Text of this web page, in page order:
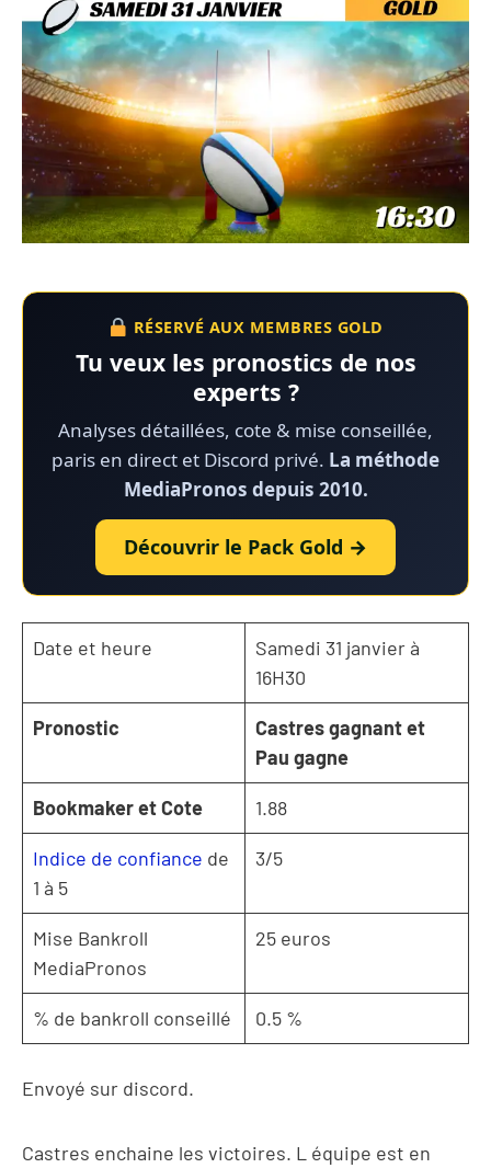
RÉSERVÉ AUX MEMBRES GOLD
Tu veux les pronostics de nos
experts ?
Analyses détaillées, cote & mise conseillée,
paris en direct et Discord privé. La méthode
MediaPronos depuis 2010.
Découvrir le Pack Gold →
Date et heure
Samedi 31 janvier à
16H30
Pronostic
Castres gagnant et
Pau gagne
Bookmaker et Cote 1.88
Indice de confiance de
1 à 5
3/5
Mise Bankroll
MediaPronos
25 euros
% de bankroll conseillé 0.5 %
Envoyé sur discord.
Castres enchaine les victoires. L équipe est en